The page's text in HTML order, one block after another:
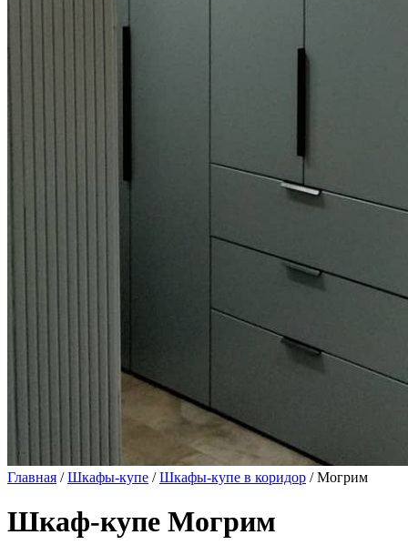
Главная /Шкафы-купе /Шкафы-купе в коридор / Могрим
Шкаф-купе Могрим